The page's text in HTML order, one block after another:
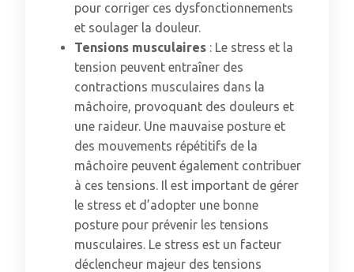
pour corriger ces dysfonctionnements
et soulager la douleur.
Tensions musculaires : Le stress et la
tension peuvent entraîner des
contractions musculaires dans la
mâchoire, provoquant des douleurs et
une raideur. Une mauvaise posture et
des mouvements répétitifs de la
mâchoire peuvent également contribuer
à ces tensions. Il est important de gérer
le stress et d’adopter une bonne
posture pour prévenir les tensions
musculaires. Le stress est un facteur
déclencheur majeur des tensions